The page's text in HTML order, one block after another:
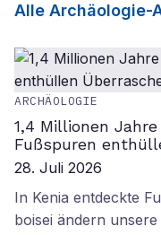
Alle Archäologie-
ARCHÄOLOGIE
1,4 Millionen
Fußspuren
28. Juli 2026
In Kenia entdeckte
boisei ändern